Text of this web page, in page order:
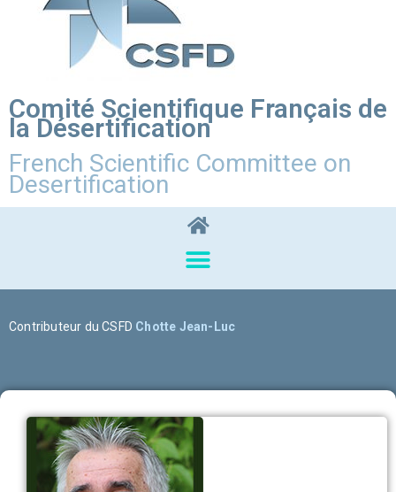
Comité Scientifique Français de
la Désertification
French Scientific Committee on
Desertification
Contributeur du CSFD Chotte Jean-Luc